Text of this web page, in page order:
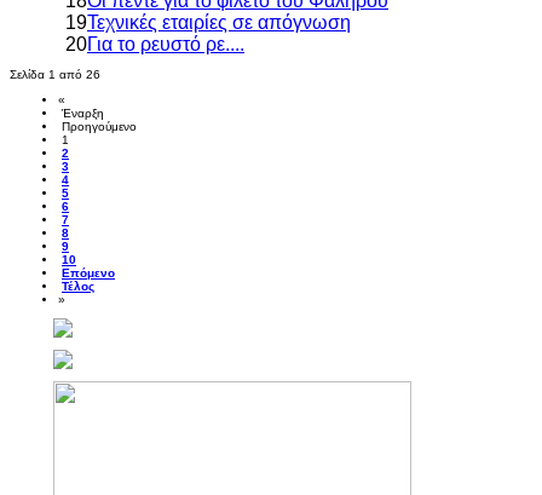
19Τεχνικές εταιρίες σε απόγνωση
20Για το ρευστό ρε....
Σελίδα 1 από 26
«
Έναρξη
Προηγούμενο
1
2
3
4
5
6
7
8
9
10
Επόμενο
Τέλος
»